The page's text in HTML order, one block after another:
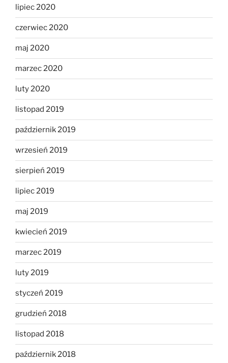
lipiec 2020
czerwiec 2020
maj 2020
marzec 2020
luty 2020
listopad 2019
październik 2019
wrzesień 2019
sierpień 2019
lipiec 2019
maj 2019
kwiecień 2019
marzec 2019
luty 2019
styczeń 2019
grudzień 2018
listopad 2018
październik 2018